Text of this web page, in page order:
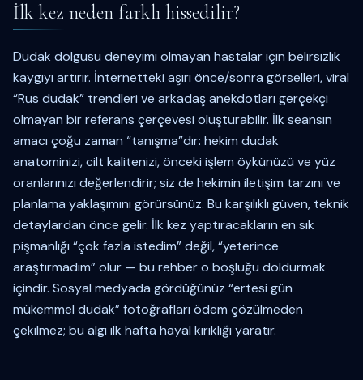
İlk kez neden farklı hissedilir?
Dudak dolgusu deneyimi olmayan hastalar için belirsizlik
kaygıyı artırır. İnternetteki aşırı önce/sonra görselleri, viral
“Rus dudak” trendleri ve arkadaş anekdotları gerçekçi
olmayan bir referans çerçevesi oluşturabilir. İlk seansın
amacı çoğu zaman “tanışma”dır: hekim dudak
anatominizi, cilt kalitenizi, önceki işlem öykünüzü ve yüz
oranlarınızı değerlendirir; siz de hekimin iletişim tarzını ve
planlama yaklaşımını görürsünüz. Bu karşılıklı güven, teknik
detaylardan önce gelir. İlk kez yaptıracakların en sık
pişmanlığı “çok fazla istedim” değil, “yeterince
araştırmadım” olur — bu rehber o boşluğu doldurmak
içindir. Sosyal medyada gördüğünüz “ertesi gün
mükemmel dudak” fotoğrafları ödem çözülmeden
çekilmez; bu algı ilk hafta hayal kırıklığı yaratır.